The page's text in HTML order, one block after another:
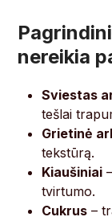
nereikia
Sviestas
tešlai
Grietinė
tekstūrą.
Kiaušiniai
tvirtumo.
Cukrus –